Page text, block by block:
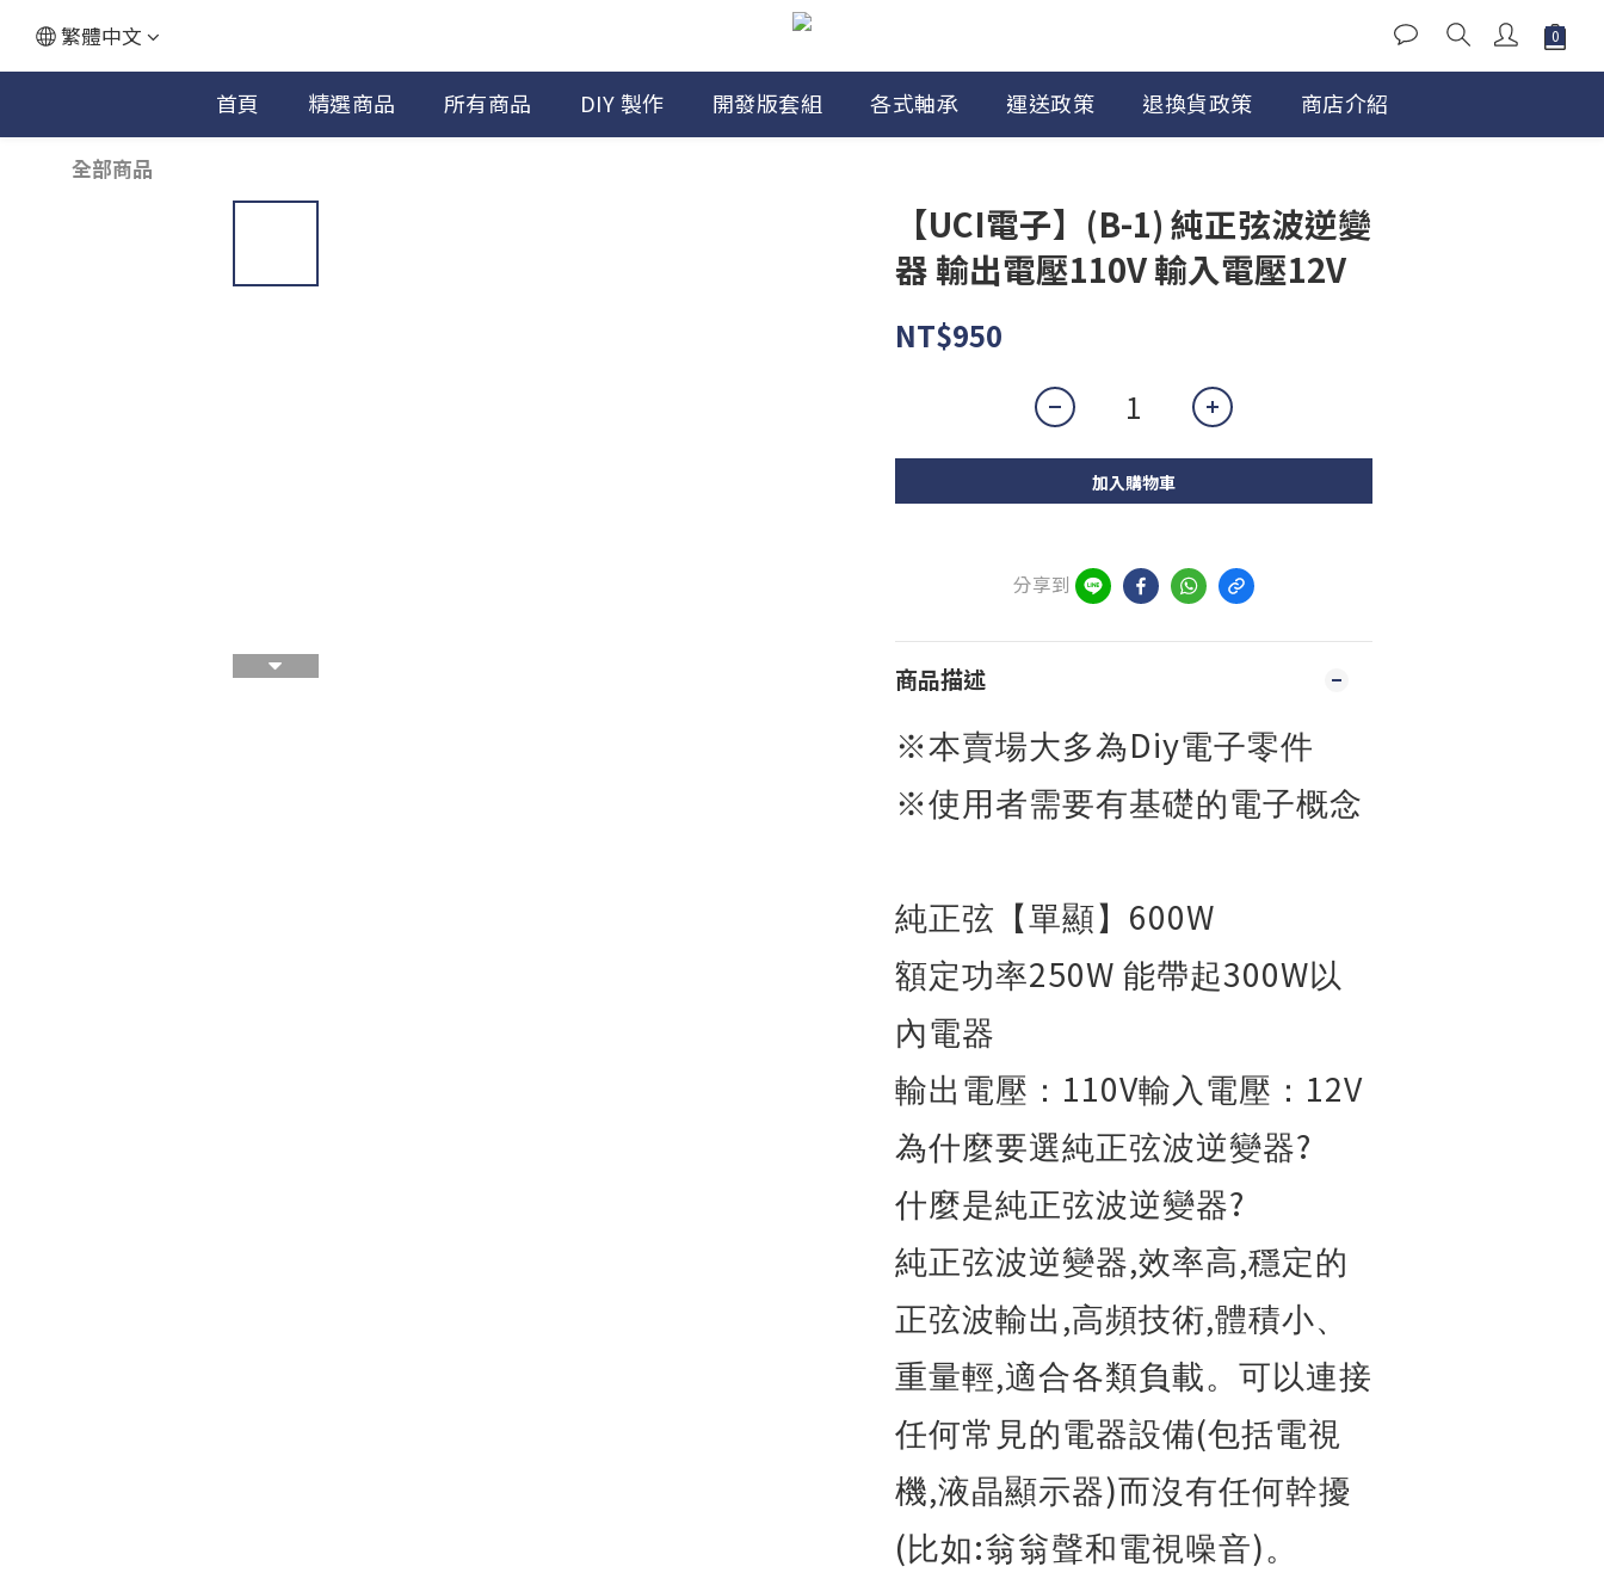
繁體中文
首頁 精選商品 所有商品 DIY 製作 開發版套組 各式軸承 運送政策 退換貨政策 商店介紹
全部商品
【UCI電子】(B-1) 純正弦波逆變
器 輸出電壓110V 輸入電壓12V
NT$950
加入購物車
分享到
商品描述
※本賣場大多為Diy電子零件
※使用者需要有基礎的電子概念
純正弦【單顯】 600W
額定功率250W 能帶起300W以
內電器
輸出電壓： 110V輸入電壓： 12V
為什麼要選純正弦波逆變器?
什麼是純正弦波逆變器?
純正弦波逆變器,效率高,穩定的
正弦波輸出 ,高頻技術,體積小、
重量輕,適合各類負載。可以連接
任何常見的電器設備(包括電視
機,液晶顯示器)而沒有任何幹擾
( 比如:翁翁聲和電視噪音)。